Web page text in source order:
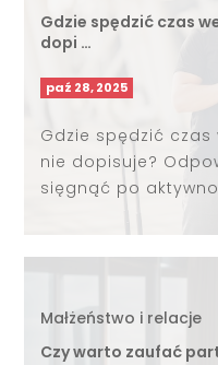
Gdzie spędzić czas
dopi …
paź 28, 2025
Gdzie spędzić
nie dopisuje?
sięgnąć po
Małżeństwo i relacje
Czy warto zaufać